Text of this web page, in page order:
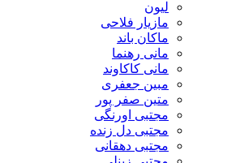
مازیار فلاحی
ماکان باند
مانی رهنما
مانی کاکاوند
مبین جعفری
متین صفر پور
مجتبی اورنگی
مجتبی دل زنده
مجتبی دهقانی